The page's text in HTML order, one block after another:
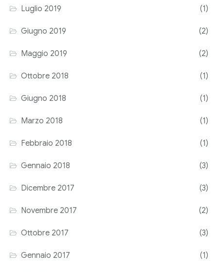
Luglio 2019 (1)
Giugno 2019 (2)
Maggio 2019 (2)
Ottobre 2018 (1)
Giugno 2018 (1)
Marzo 2018 (1)
Febbraio 2018 (1)
Gennaio 2018 (3)
Dicembre 2017 (3)
Novembre 2017 (2)
Ottobre 2017 (3)
Gennaio 2017 (1)